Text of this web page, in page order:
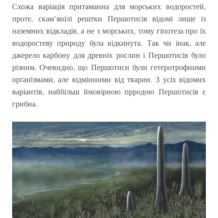
Схожа варіація притаманна для морських водоростей,
проте, скам’янілі рештки Першотисів відомі лише із
наземних відкладів, а не з морських, тому гіпотеза про їх
водоростеву природу була відкинута. Так чи інак, але
джерело карбону для древніх рослин і Першотисів було
різним. Очевидно, що Першотиси були гетеротрофними
орґанізмами, але відмінними від тварин. З усіх відомих
варіантів, найбільш ймовірною прродою Першотисів є
грибна.